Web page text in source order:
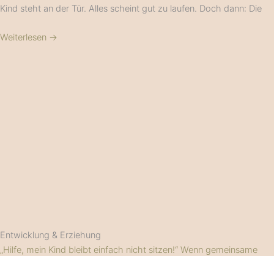
Kind steht an der Tür. Alles scheint gut zu laufen. Doch dann: Die
Weiterlesen →
Entwicklung & Erziehung
„Hilfe, mein Kind bleibt einfach nicht sitzen!“ Wenn gemeinsame